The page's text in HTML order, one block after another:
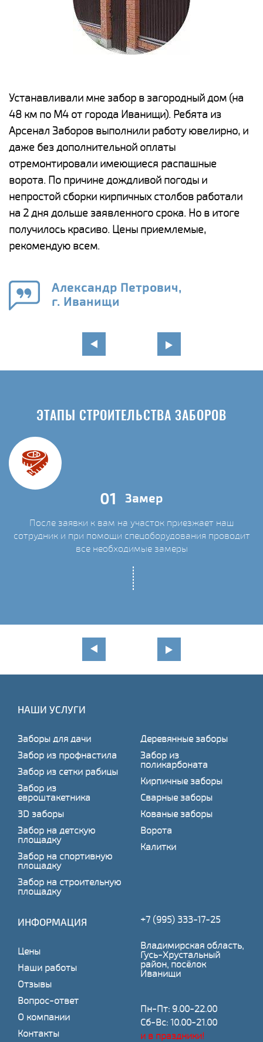
Устанавливали мне забор в загородный дом (на
48 км по М4 от города Иванищи). Ребята из
Арсенал Заборов выполнили работу ювелирно, и
даже без дополнительной оплаты
отремонтировали имеющиеся распашные
ворота. По причине дождливой погоды и
непростой сборки кирпичных столбов работали
на 2 дня дольше заявленного срока. Но в итоге
получилось красиво. Цены приемлемые,
рекомендую всем.
Александр Петрович,
г. Иванищи
ЭТАПЫ СТРОИТЕЛЬСТВА ЗАБОРОВ
01 Замер
После заявки к вам на участок приезжает наш
сотрудник и при помощи спецоборудования проводит
все необходимые замеры
НАШИ УСЛУГИ
Заборы для дачи
Забор из профнастила
Забор из сетки рабицы
Забор из
евроштакетника
3D заборы
Забор на детскую
площадку
Забор на спортивную
площадку
Забор на строительную
площадку
Деревянные заборы
Забор из
поликарбоната
Кирпичные заборы
Сварные заборы
Кованые заборы
Ворота
Калитки
ИНФОРМАЦИЯ
Цены
Наши работы
Отзывы
Вопрос-ответ
О компании
Контакты
+7 (995) 333-17-25
Владимирская область,
Гусь-Хрустальный
район, посёлок
Иванищи
Пн-Пт: 9.00-22.00
Сб-Вс: 10.00-21.00
и в праздники!